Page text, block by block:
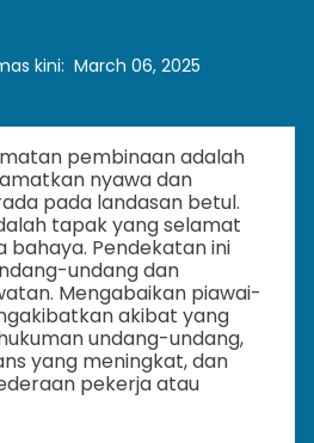
kini: March 06, 2025
pembinaan adalah
nyawa dan
pada landasan betul.
tapak yang selamat
bahaya. Pendekatan ini
undang dan
Mengabaikan piawai-
akibat yang
undang-undang,
yang meningkat, dan
pekerja atau